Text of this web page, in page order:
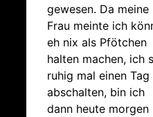
gewesen. Da meine
Frau meinte ich
eh nix als Pfötchen
halten machen, ich
ruhig mal einen Tag
abschalten, bin ich
dann heute morgen